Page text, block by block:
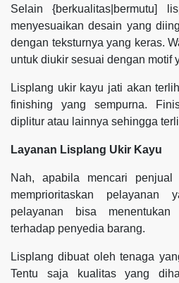
Selain {berkualitas|bermutu]
menyesuaikan desain yang
dengan teksturnya yang keras.
untuk diukir sesuai dengan motif
Lisplang ukir kayu jati akan
finishing yang sempurna.
diplitur atau lainnya sehingga
Layanan Lisplang Ukir Kayu
Nah, apabila mencari
memprioritaskan pelayanan
pelayanan bisa menentukan
terhadap penyedia barang.
Lisplang dibuat oleh tenaga
Tentu saja kualitas yang